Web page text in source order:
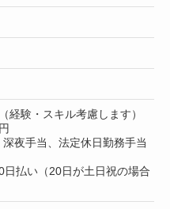
経験・スキル考慮します）
夜手当、法定休日勤務手当
払い（20日が土日祝の場合